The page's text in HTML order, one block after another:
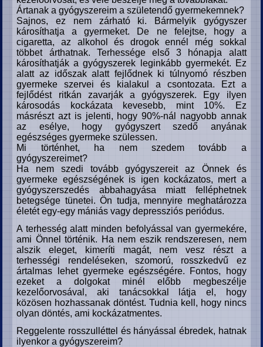
Ártanak a gyógyszereim a születendő gyermekemnek?
Sajnos, ez nem zárható ki. Bármelyik gyógyszer
károsíthatja a gyermeket. De ne felejtse, hogy a
cigaretta, az alkohol és drogok ennél még sokkal
többet árthatnak. Terhessége első 3 hónapja alatt
károsíthatják a gyógyszerek leginkább gyermekét. Ez
alatt az időszak alatt fejlődnek ki túlnyomó részben
gyermeke szervei és kialakul a csontozata. Ezt a
fejlődést ritkán zavarják a gyógyszerek. Egy ilyen
károsodás kockázata kevesebb, mint 10%. Ez
másrészt azt is jelenti, hogy 90%-nál nagyobb annak
az esélye, hogy gyógyszert szedő anyának
egészséges gyermeke szülessen.
Mi történhet, ha nem szedem tovább a
gyógyszereimet?
Ha nem szedi tovább gyógyszereit az Önnek és
gyermeke egészségének is igen kockázatos, mert a
gyógyszerszedés abbahagyása miatt felléphetnek
betegsége tünetei. Ön tudja, mennyire meghatározza
életét egy-egy mániás vagy depressziós periódus.
A terhesség alatt minden befolyással van gyermekére,
ami Önnel történik. Ha nem eszik rendszeresen, nem
alszik eleget, kimeríti magát, nem vesz részt a
terhességi rendeléseken, szomorú, rosszkedvű ez
ártalmas lehet gyermeke egészségére. Fontos, hogy
ezeket a dolgokat minél előbb megbeszélje
kezelőorvosával, aki tanácsokkal látja el, hogy
közösen hozhassanak döntést. Tudnia kell, hogy nincs
olyan döntés, ami kockázatmentes.
Reggelente rosszulléttel és hányással ébredek, hatnak
ilyenkor a gyógyszereim?